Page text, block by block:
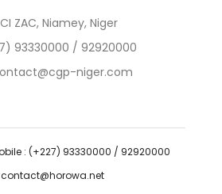
ZAC, Niamey, Niger
93330000 / 92920000
niger.com
: (+227) 93330000 / 92920000
contact@horowa.net